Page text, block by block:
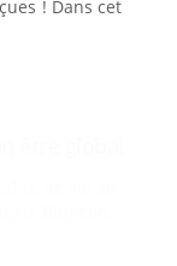
! Dans cet
Blugeon,